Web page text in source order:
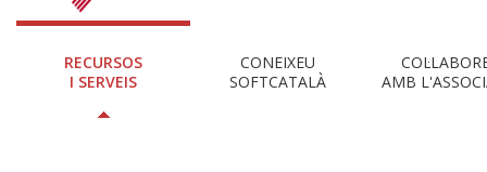
RECURSOS
I SERVEIS
CONEIXEU
SOFTCATALÀ
AMB